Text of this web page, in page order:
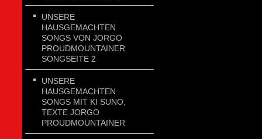
UNSERE
HAUSGEMACHTEN
SONGS VON JORGO
PROUDMOUNTAINER
SONGSEITE 2
UNSERE
HAUSGEMACHTEN
SONGS MIT KI SUNO,
TEXTE JORGO
PROUDMOUNTAINER